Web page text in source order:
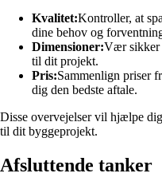
Kvalitet:Kontroller, at
dine behov og
Dimensioner:Vær sikker
til dit projekt.
Pris:Sammenlign priser
dig den bedste aftale.
Disse overvejelser vil hjælpe
til dit byggeprojekt.
Afsluttende tanker